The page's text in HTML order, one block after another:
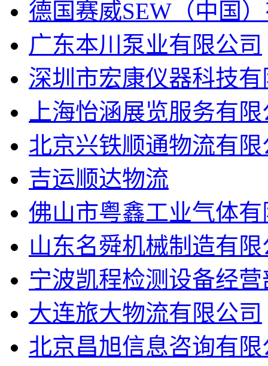
德国赛威SEW（中国
广东本川泵业有限公司
深圳市宏康仪器科技
上海怡涵展览服务有
北京兴铁顺通物流有限
吉运顺达物流
佛山市粤鑫工业气体
山东名舜机械制造有
宁波凯程检测设备经营
大连旅大物流有限公司
北京昌旭信息咨询有限